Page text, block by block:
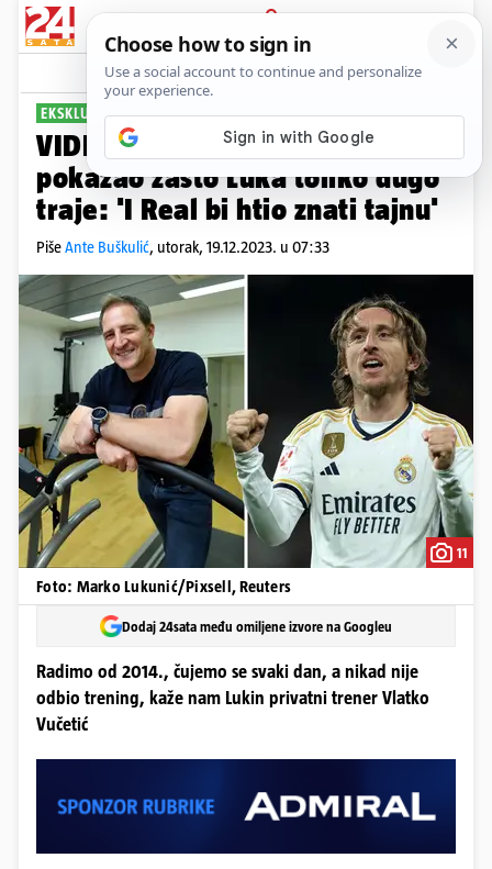
PRIJAVA
Sport Komentari
EKSKLUZIVNO ZA 24SATA
VIDEO Modrićev osobni trener
pokazao zašto Luka toliko dugo
traje: 'I Real bi htio znati tajnu'
PišeAnte Buškulić, utorak, 19.12.2023. u 07:33
11
Foto: Marko Lukunić/Pixsell, Reuters
Dodaj 24sata među omiljene izvore na Googleu
Radimo od 2014., čujemo se svaki dan, a nikad nije
odbio trening, kaže nam Lukin privatni trener Vlatko
Vučetić